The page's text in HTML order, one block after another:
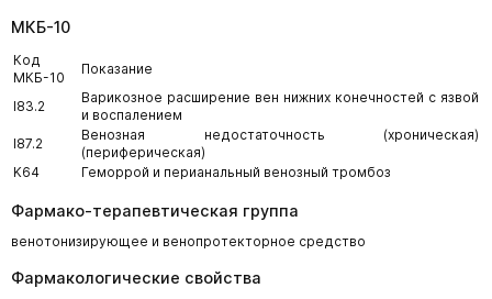
МКБ-10
Код
МКБ-10
Показание
I83.2
Варикозное расширение вен нижних конечностей с язвой
и воспалением
I87.2
Венозная недостаточность (хроническая)
(периферическая)
K64
Геморрой и перианальный венозный тромбоз
Фармако-терапевтическая группа
венотонизирующее и венопротекторное средство
Фармакологические свойства